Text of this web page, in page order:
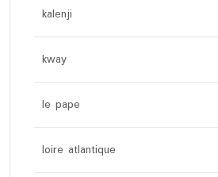
kalenji
kway
le pape
loire atlantique